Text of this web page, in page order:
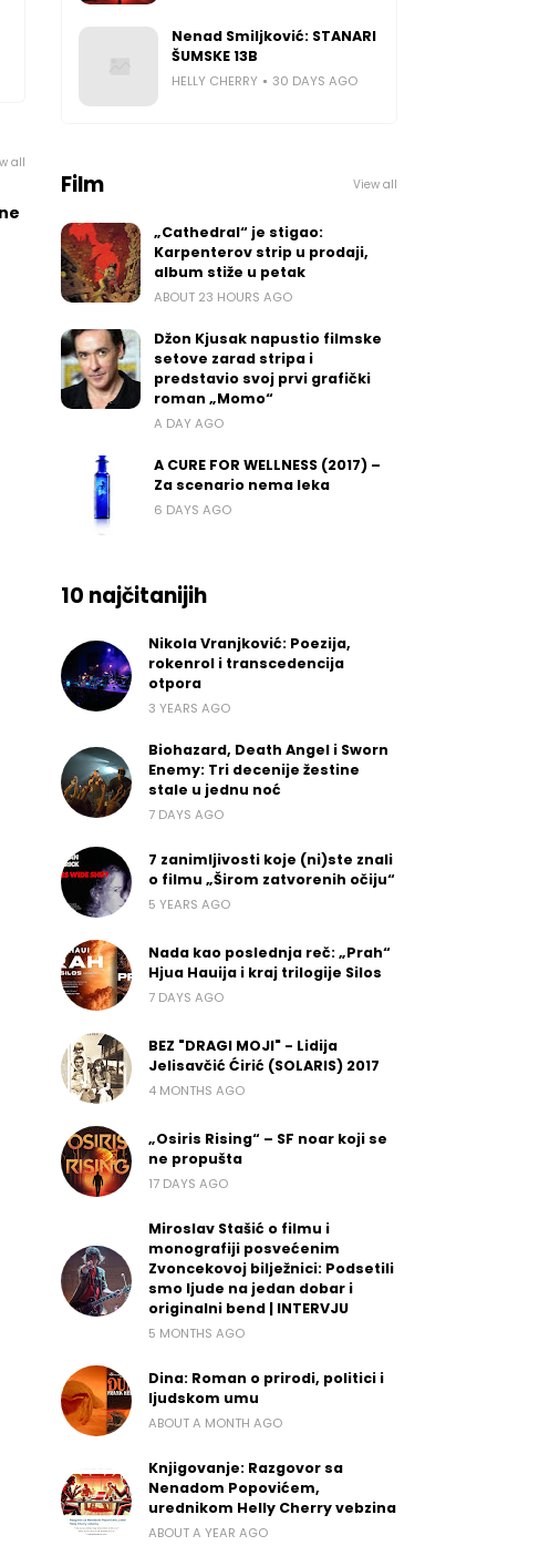
all
Nenad Smiljković: STANARI
ŠUMSKE 13B
HELLY CHERRY 30 DAYS AGO
Film View all
„Cathedral“ je stigao:
Karpenterov strip u prodaji,
album stiže u petak
ABOUT 23 HOURS AGO
Džon Kjusak napustio filmske
setove zarad stripa i
predstavio svoj prvi grafički
roman „Momo“
A DAY AGO
A CURE FOR WELLNESS (2017) –
Za scenario nema leka
6 DAYS AGO
10 najčitanijih
Nikola Vranjković: Poezija,
rokenrol i transcedencija
otpora
3 YEARS AGO
Biohazard, Death Angel i Sworn
Enemy: Tri decenije žestine
stale u jednu noć
7 DAYS AGO
7 zanimljivosti koje (ni)ste znali
o filmu „Širom zatvorenih očiju“
5 YEARS AGO
Nada kao poslednja reč: „Prah“
Hjua Hauija i kraj trilogije Silos
7 DAYS AGO
BEZ "DRAGI MOJI" - Lidija
Jelisavčić Ćirić (SOLARIS) 2017
4 MONTHS AGO
„Osiris Rising“ – SF noar koji se
ne propušta
17 DAYS AGO
Miroslav Stašić o filmu i
monografiji posvećenim
Zvoncekovoj bilježnici: Podsetili
smo ljude na jedan dobar i
originalni bend | INTERVJU
5 MONTHS AGO
Dina: Roman o prirodi, politici i
ljudskom umu
ABOUT A MONTH AGO
Knjigovanje: Razgovor sa
Nenadom Popovićem,
urednikom Helly Cherry vebzina
ABOUT A YEAR AGO